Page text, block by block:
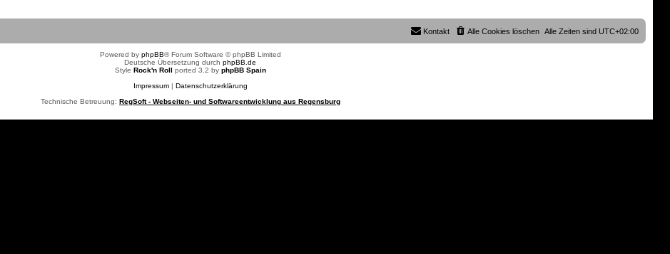
Alle Zeiten sindUTC+02:00
Alle Cookies löschen
Kontakt
Powered by phpBB® Forum Software © phpBB Limited
Deutsche Übersetzung durchphpBB.de
Style Rock'n Roll ported 3.2 by phpBB Spain
Impressum| Datenschutzerklärung
Technische Betreuung: RegSoft - Webseiten- und Softwareentwicklung aus Regensburg